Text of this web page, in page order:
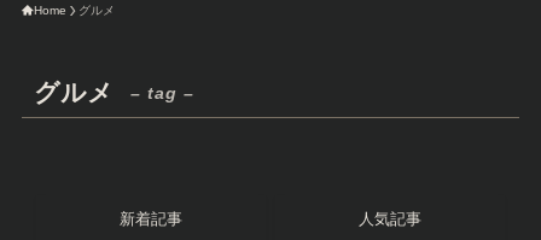
Home グルメ
グルメ – tag –
新着記事 人気記事